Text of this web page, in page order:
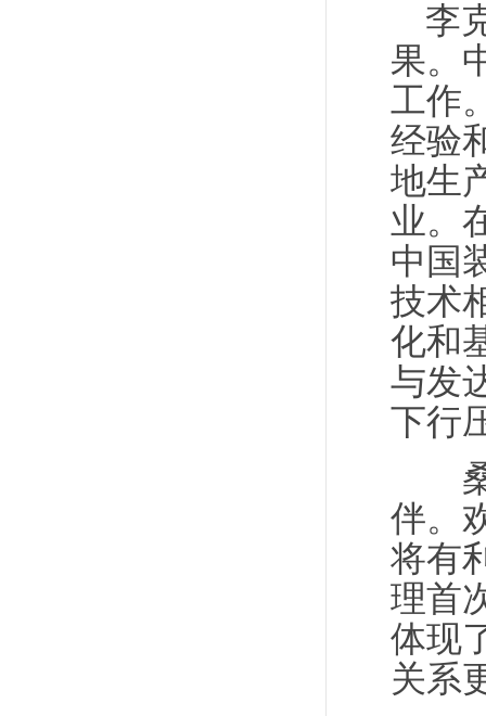
李
果。
工作
经验
地生
业。
中国
技术
化和
与发
下行
桑
伴。
将有
理首
体现
关系